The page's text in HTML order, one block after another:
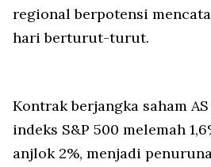
regional berpotensi
hari berturut-turut.
Kontrak berjangka saham
indeks S&P 500 melemah
anjlok 2%, menjadi